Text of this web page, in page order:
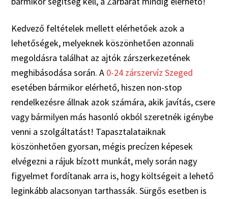
Kedvező feltételek mellett elérhetőek azok a
lehetőségek, melyeknek köszönhetően azonnali
megoldásra találhat az ajtók zárszerkezetének
meghibásodása során. A 0-24 zárszervíz Szeged
esetében bármikor elérhető, hiszen non-stop
rendelkezésre állnak azok számára, akik javítás, csere
vagy bármilyen más hasonló okból szeretnék igénybe
venni a szolgáltatást! Tapasztalataiknak
köszönhetően gyorsan, mégis precízen képesek
elvégezni a rájuk bízott munkát, mely során nagy
figyelmet fordítanak arra is, hogy költségeit a lehető
leginkább alacsonyan tarthassák. Sürgős esetben is